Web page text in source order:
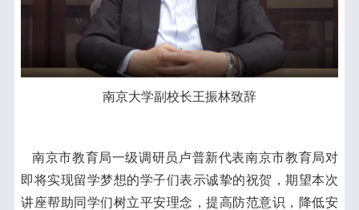
南京大学副校长王振林致辞
南京市教育局一级调研员卢普新代表南京市教育局对
即将实现留学梦想的学子们表示诚挚的祝贺，期望本次
讲座帮助同学们树立平安理念，提高防范意识，降低安